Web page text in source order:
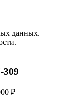
данных.
309
₽